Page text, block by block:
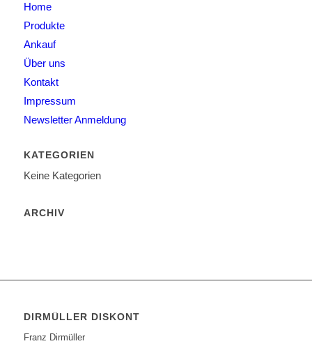
Home
Produkte
Ankauf
Über uns
Kontakt
Impressum
Newsletter Anmeldung
KATEGORIEN
Keine Kategorien
ARCHIV
DIRMÜLLER DISKONT
Franz Dirmüller